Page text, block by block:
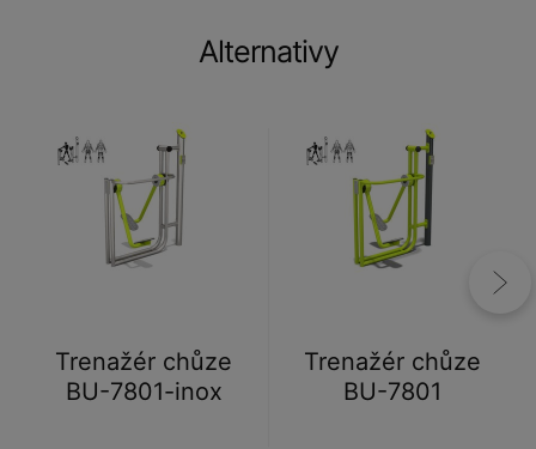
Alternativy
Trenažér chůze
BU-7801-inox
Trenažér chůze
BU-7801